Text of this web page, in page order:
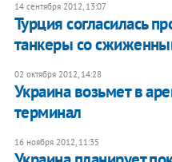
14 сентября 2012, 13:07
Турция согласилась
танкеры со
02 октября 2012, 14:28
Украина возьмет в
терминал
16 ноября 2012, 11:35